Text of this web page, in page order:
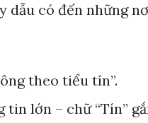
dẫu có đến những
theo tiểu tín”.
lớn – chữ “Tín”